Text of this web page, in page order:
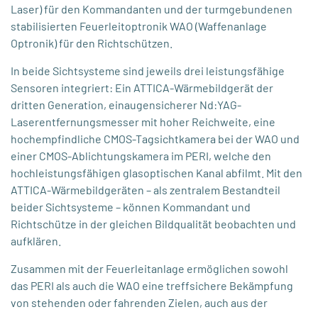
Laser) für den Kommandanten und der turmgebundenen
stabilisierten Feuerleitoptronik WAO (Waffenanlage
Optronik) für den Richtschützen.
In beide Sichtsysteme sind jeweils drei leistungsfähige
Sensoren integriert: Ein ATTICA-Wärmebildgerät der
dritten Generation, einaugensicherer Nd:YAG-
Laserentfernungsmesser mit hoher Reichweite, eine
hochempfindliche CMOS-Tagsichtkamera bei der WAO und
einer CMOS-Ablichtungskamera im PERI, welche den
hochleistungsfähigen glasoptischen Kanal abfilmt. Mit den
ATTICA-Wärmebildgeräten – als zentralem Bestandteil
beider Sichtsysteme – können Kommandant und
Richtschütze in der gleichen Bildqualität beobachten und
aufklären.
Zusammen mit der Feuerleitanlage ermöglichen sowohl
das PERI als auch die WAO eine treffsichere Bekämpfung
von stehenden oder fahrenden Zielen, auch aus der